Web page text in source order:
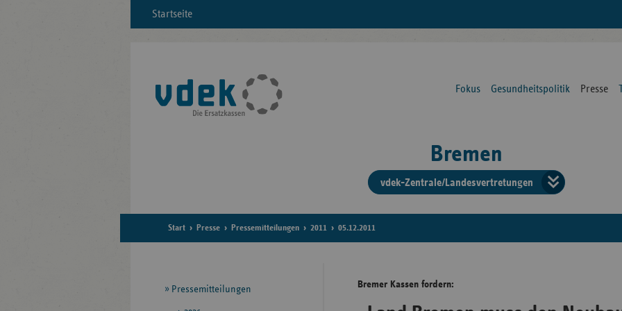
Startseite
Fokus Gesundheitspolitik Presse
Bremen
vdek-Zentrale/Landesvertretungen
der
Start Presse Pressemitteilungen 2011 05.12.2011
Bremer Kassen fordern:
Seitennavigation
Pressemitteilungen